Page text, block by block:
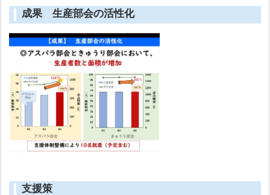
成果 生産部会の活性化
支援策